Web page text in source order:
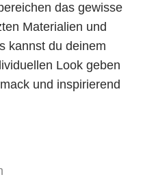
das gewisse
Materialien und
kannst du deinem
Look geben
und inspirierend